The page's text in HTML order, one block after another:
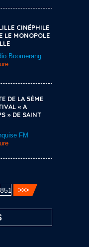
CINÉPHILE
LE MONOPOLE
Boomerang
DE LA 5ÈME
« A
» DE SAINT
FM
851